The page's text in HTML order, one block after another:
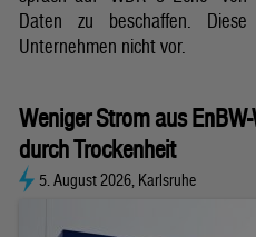
Daten zu beschaffen.
Unternehmen nicht vor.
Weniger Strom aus
durch Trockenheit
5. August 2026, Karlsruhe